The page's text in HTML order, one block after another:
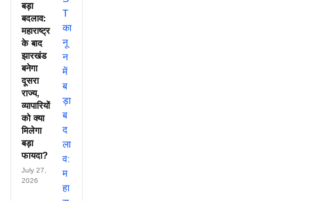
बड़ा
बदलाव:
महाराष्ट्र
के बाद
झारखंड
बनेगा
दूसरा
राज्य,
व्यापारियों
को क्या
मिलेगा
बड़ा
फायदा?
July 27,
2026